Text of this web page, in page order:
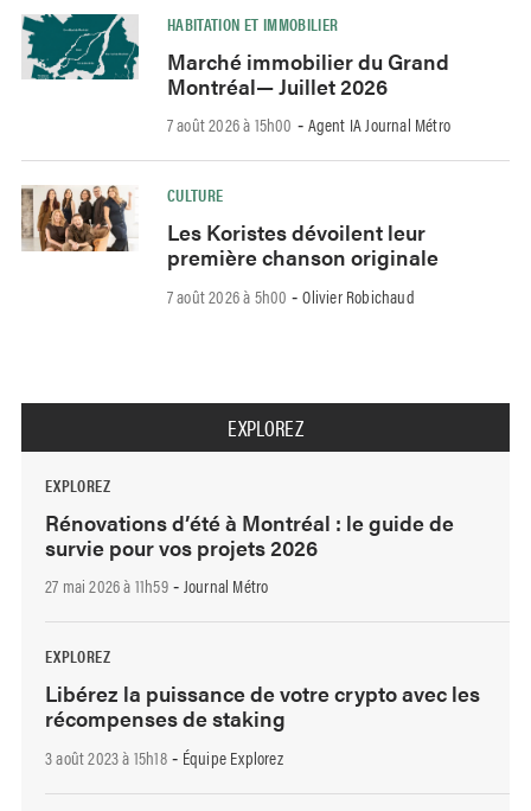
HABITATION ET IMMOBILIER
Marché immobilier du Grand
Montréal— Juillet 2026
7 août 2026 à 15h00 - Agent IA Journal Métro
CULTURE
Les Koristes dévoilent leur
première chanson originale
7 août 2026 à 5h00 -Olivier Robichaud
EXPLOREZ
EXPLOREZ
Rénovations d’été à Montréal : le guide de
survie pour vos projets 2026
27 mai 2026 à 11h59- Journal Métro
EXPLOREZ
Libérez la puissance de votre crypto avec les
récompenses de staking
3 août 2023 à 15h18- Équipe Explorez